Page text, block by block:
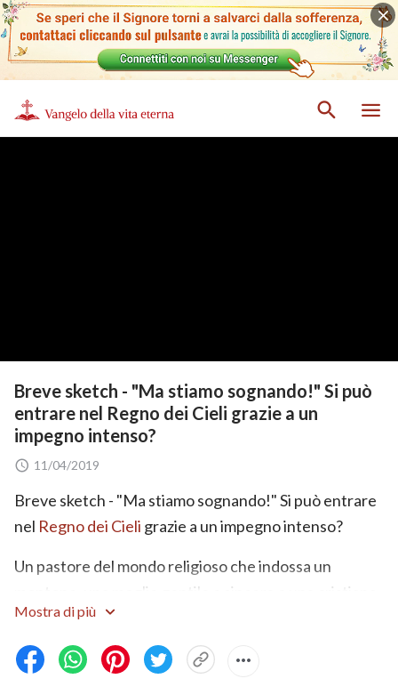
Breve sketch - "Ma stiamo sognando!" Si può
entrare nel Regno dei Cieli grazie a un
impegno intenso?
11/04/2019
Breve sketch - "Ma stiamo sognando!" Si può entrare
nel Regno dei Cieli grazie a un impegno intenso?
Un pastore del mondo religioso che indossa un
montone, una moglie gentile e sincera e una cristiana
devota con discernimento che ama la verità si
incontrano in una scenetta comica che esamina
l'interrogativo: "Si può entrare nel Regno dei Cieli
Mostra di più